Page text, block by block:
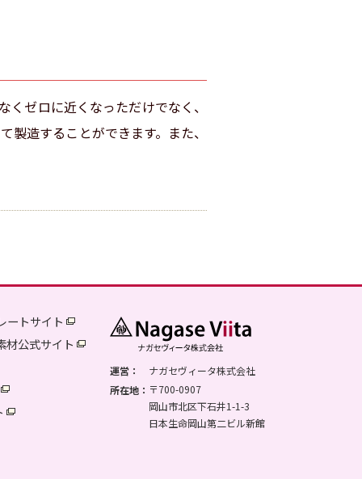
ゼロに近くなっただけでなく、
造することができます。また、
ートサイト
材公式サイト
運営：
ナガセヴィータ株式会社
所在地： 〒700-0907
岡山市北区下石井1-1-3
日本生命岡山第二ビル新館